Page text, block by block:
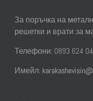
За поръчка на
решетки и врати за
Телефони: 0893 624
Имейл: